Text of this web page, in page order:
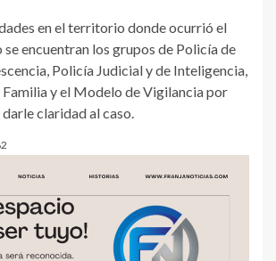
en el territorio donde ocurrió el
encuentran los grupos de Policía de
Policía Judicial y de Inteligencia,
Familia y el Modelo de Vigilancia por
claridad al caso.